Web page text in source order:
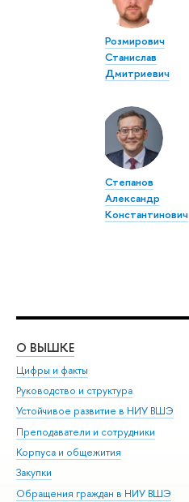
Розмирович
Станислав
Дмитриевич
Степанов
Александр
Константинович
О ВЫШКЕ
Цифры и факты
Руководство и структура
Устойчивое развитие в НИУ ВШЭ
Преподаватели и сотрудники
Корпуса и общежития
Закупки
Обращения граждан в НИУ ВШЭ